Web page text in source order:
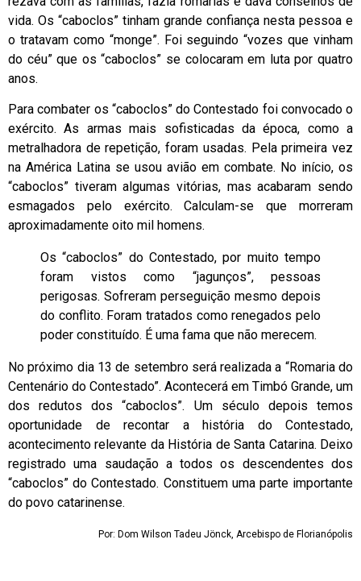
vida. Os “caboclos” tinham grande confiança nesta pessoa e
o tratavam como “monge”. Foi seguindo “vozes que vinham
do céu” que os “caboclos” se colocaram em luta por quatro
anos.
Para combater os “caboclos” do Contestado foi convocado o
exército. As armas mais sofisticadas da época, como a
metralhadora de repetição, foram usadas. Pela primeira vez
na América Latina se usou avião em combate. No início, os
“caboclos” tiveram algumas vitórias, mas acabaram sendo
esmagados pelo exército. Calculam-se que morreram
aproximadamente oito mil homens.
Os “caboclos” do Contestado, por muito tempo
foram vistos como “jagunços”, pessoas
perigosas. Sofreram perseguição mesmo depois
do conflito. Foram tratados como renegados pelo
poder constituído. É uma fama que não merecem.
No próximo dia 13 de setembro será realizada a “Romaria do
Centenário do Contestado”. Acontecerá em Timbó Grande, um
dos redutos dos “caboclos”. Um século depois temos
oportunidade de recontar a história do Contestado,
acontecimento relevante da História de Santa Catarina. Deixo
registrado uma saudação a todos os descendentes dos
“caboclos” do Contestado. Constituem uma parte importante
do povo catarinense.
Por: Dom Wilson Tadeu Jönck, Arcebispo de Florianópolis